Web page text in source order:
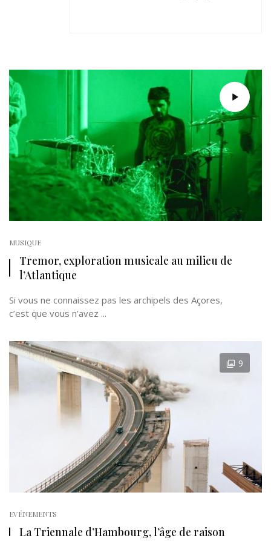
MUSIQUE
Tremor, exploration musicale au milieu de
l’Atlantique
Si vous ne connaissez pas les archipels des Açores,
c’est que vous n’avez ...
9
EVÉNEMENTS
La Triennale d’Hambourg, l’âge de raison